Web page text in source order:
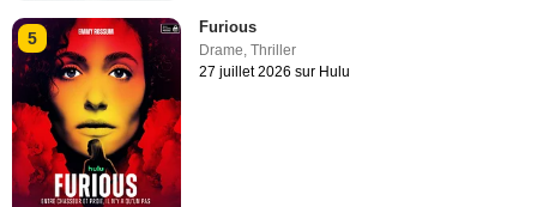
5
Furious
Drame ,Thriller
27 juillet 2026 sur Hulu